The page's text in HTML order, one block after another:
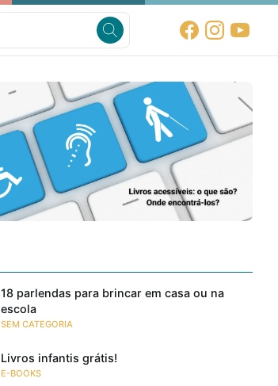
18 parlendas para brincar em casa ou na
escola
SEM CATEGORIA
Livros infantis grátis!
E-BOOKS